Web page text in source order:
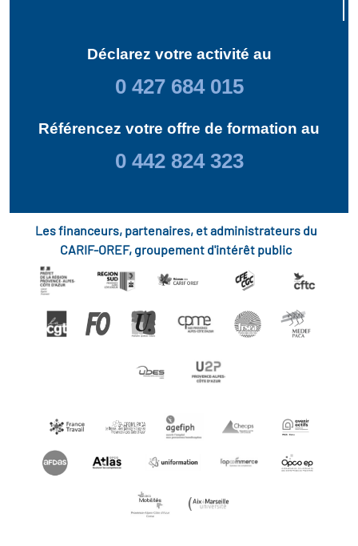
Déclarez votre activité au
0 427 684 015
Référencez votre offre de formation au
0 442 824 323
Les financeurs, partenaires, et administrateurs du
CARIF-OREF, groupement d'intérêt public